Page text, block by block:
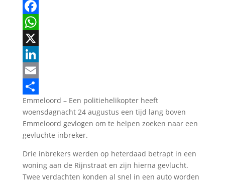
Facebook
WhatsApp
X
LinkedIn
Email
Delen
Emmeloord – Een politiehelikopter heeft
woensdagnacht 24 augustus een tijd lang boven
Emmeloord gevlogen om te helpen zoeken naar een
gevluchte inbreker.
Drie inbrekers werden op heterdaad betrapt in een
woning aan de Rijnstraat en zijn hierna gevlucht.
Twee verdachten konden al snel in een auto worden